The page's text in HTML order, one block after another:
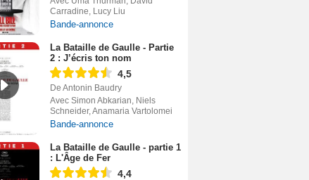
Carradine, Lucy Liu
Bande-annonce
La Bataille de Gaulle - Partie
2 : J’écris ton nom
4,5
De Antonin Baudry
Avec Simon Abkarian, Niels
Schneider, Anamaria Vartolomei
Bande-annonce
La Bataille de Gaulle - partie 1
: L'Âge de Fer
4,4